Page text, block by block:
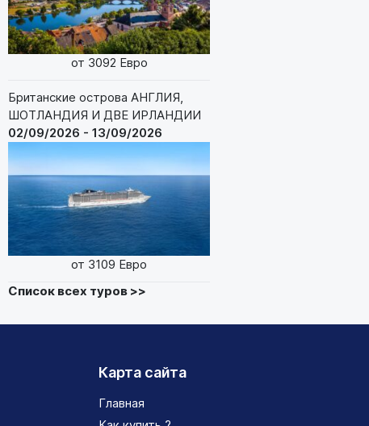
от 3092 Евро
Британские острова АНГЛИЯ,
ШОТЛАНДИЯ И ДВЕ ИРЛАНДИИ
02/09/2026 - 13/09/2026
от 3109 Евро
Список всех туров >>
Карта сайта
Главная